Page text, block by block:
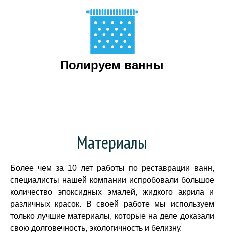
Полируем ванны
Материалы
Более чем за 10 лет работы по реставрации ванн,
специалисты нашей компании испробовали большое
количество эпоксидных эмалей, жидкого акрила и
различных красок. В своей работе мы используем
только лучшие материалы, которые на деле доказали
свою долговечность, экологичность и белизну.